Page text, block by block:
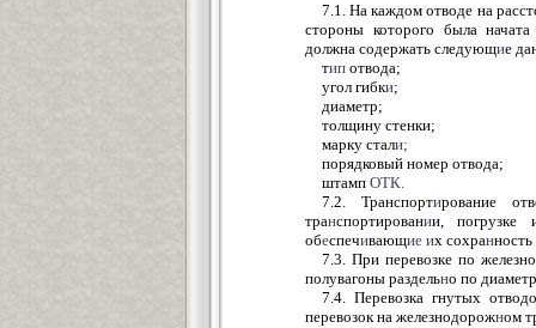
7.1. На каждом отводе на
стороны которого была начата
должна содержать следующие
тип отвода;
угол гибки;
диаметр;
толщину стенки;
марку стали;
порядковый номер отвода;
штамп ОТК.
7.2. Транспортирование
транспортировании, погрузке
обеспечивающие их сохран
7.3. При перевозке по
полувагоны раздельно по
7.4. Перевозка гнутых
перевозок на железнодорожном